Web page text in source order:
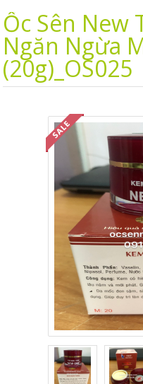
Ốc Sên New
Ngăn Ngừa
(20g)_OS025